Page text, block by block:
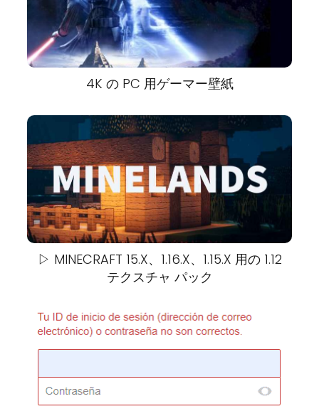
4K の PC 用ゲーマー壁紙
▷ MINECRAFT 15.X、1.16.X、1.15.X 用の 1.12
テクスチャ パック